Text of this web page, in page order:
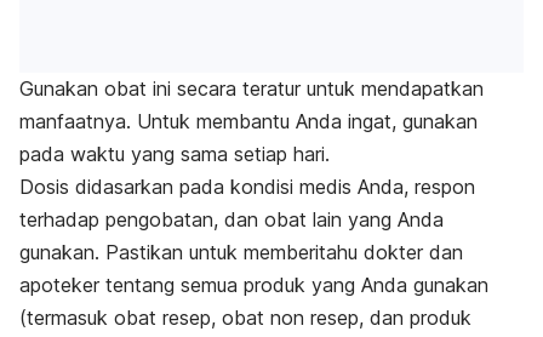
Gunakan obat ini secara teratur untuk mendapatkan
manfaatnya. Untuk membantu Anda ingat, gunakan
pada waktu yang sama setiap hari.
Dosis didasarkan pada kondisi medis Anda, respon
terhadap pengobatan, dan obat lain yang Anda
gunakan. Pastikan untuk memberitahu dokter dan
apoteker tentang semua produk yang Anda gunakan
(termasuk obat resep, obat non resep, dan produk